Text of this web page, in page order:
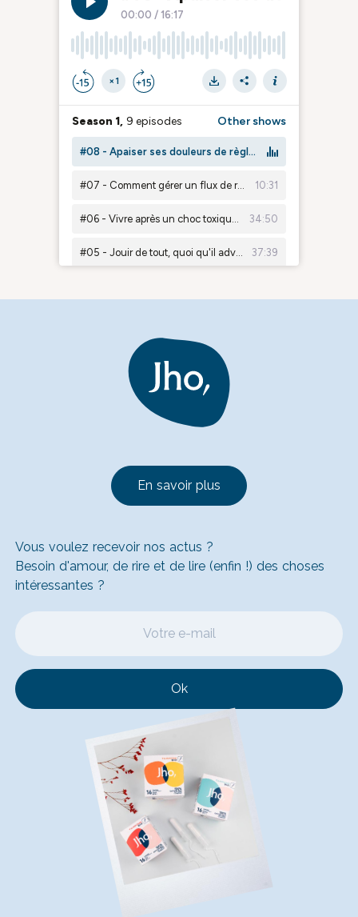
En savoir plus
Vous voulez recevoir nos actus ?
Besoin d'amour, de rire et de lire (enfin !) des choses
intéressantes ?
Ok